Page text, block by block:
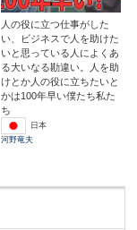
人の役に立つ仕事がした
い、ビジネスで人を助けた
いと思っている人によくあ
る大いなる勘違い。人を助
けとか人の役に立ちたいと
かは100年早い僕たち私た
ち
日本
河野竜夫